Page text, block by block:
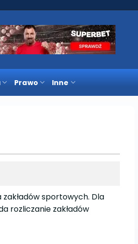
Prawo Inne
sportowych. Dla
rozliczanie zakładów